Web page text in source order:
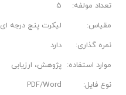
تعداد مولفه:
5
مقیاس:
لیکرت پنج درجه ای
نمره گذاری:
دارد
موارد استفاده: پژوهش، ارزیابی
نوع فایل:
PDF/Word